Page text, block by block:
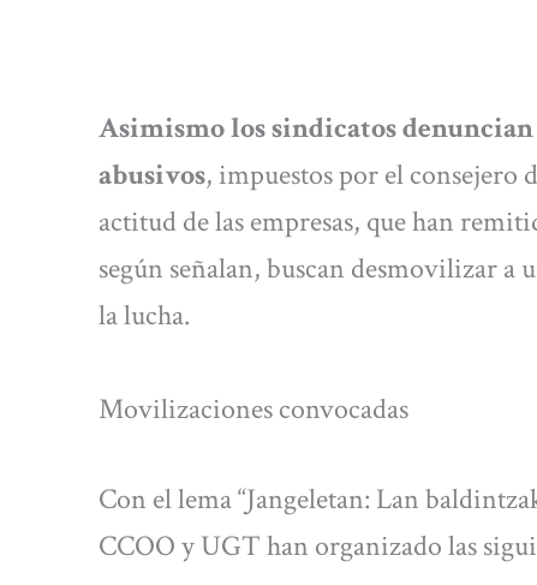
Asimismo los sindicatos
abusivos, impuestos por el consejero
actitud de las empresas, que han
según señalan, buscan desmovilizar a
la lucha.
Movilizaciones convocadas
Con el lema “Jangeletan: Lan
CCOO y UGT han organizado las